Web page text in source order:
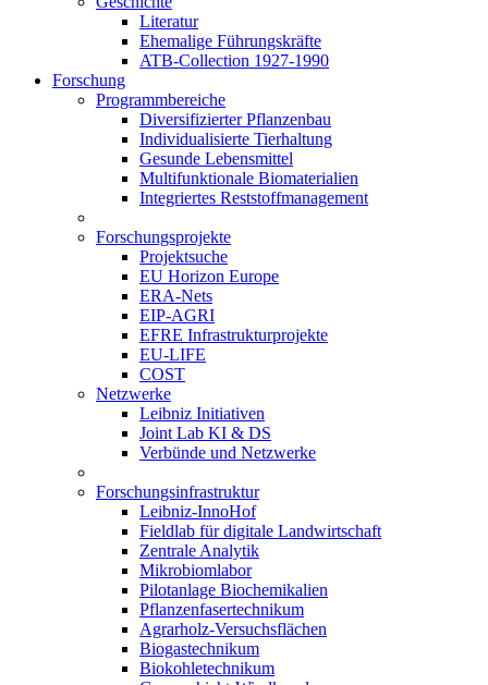
Literatur
Ehemalige Führungskräfte
ATB-Collection 1927-1990
Forschung
Programmbereiche
Diversifizierter Pflanzenbau
Individualisierte Tierhaltung
Gesunde Lebensmittel
Multifunktionale Biomaterialien
Integriertes Reststoffmanagement
Forschungsprojekte
Projektsuche
EU Horizon Europe
ERA-Nets
EIP-AGRI
EFRE Infrastrukturprojekte
EU-LIFE
COST
Netzwerke
Leibniz Initiativen
Joint Lab KI & DS
Verbünde und Netzwerke
Forschungsinfrastruktur
Leibniz-InnoHof
Fieldlab für digitale Landwirtschaft
Zentrale Analytik
Mikrobiomlabor
Pilotanlage Biochemikalien
Pflanzenfasertechnikum
Agrarholz-Versuchsflächen
Biogastechnikum
Biokohletechnikum